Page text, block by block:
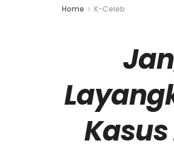
Home K-Celeb